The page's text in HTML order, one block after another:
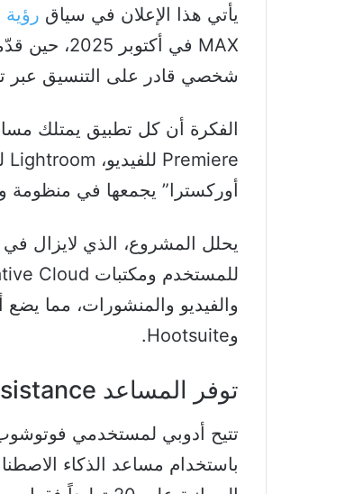
يأتي هذا الإعلان في سياق رؤية
شخصي قادر على التنسيق عبر
الفكرة أن كل تطبيق يمتلك
أوركسترا” يجمعها في منظومة
يحلل المشروع، الذي لايزال
وHootsuite.
توفر المساعد AI Assistance
تتيح أدوبي لمستخدمي